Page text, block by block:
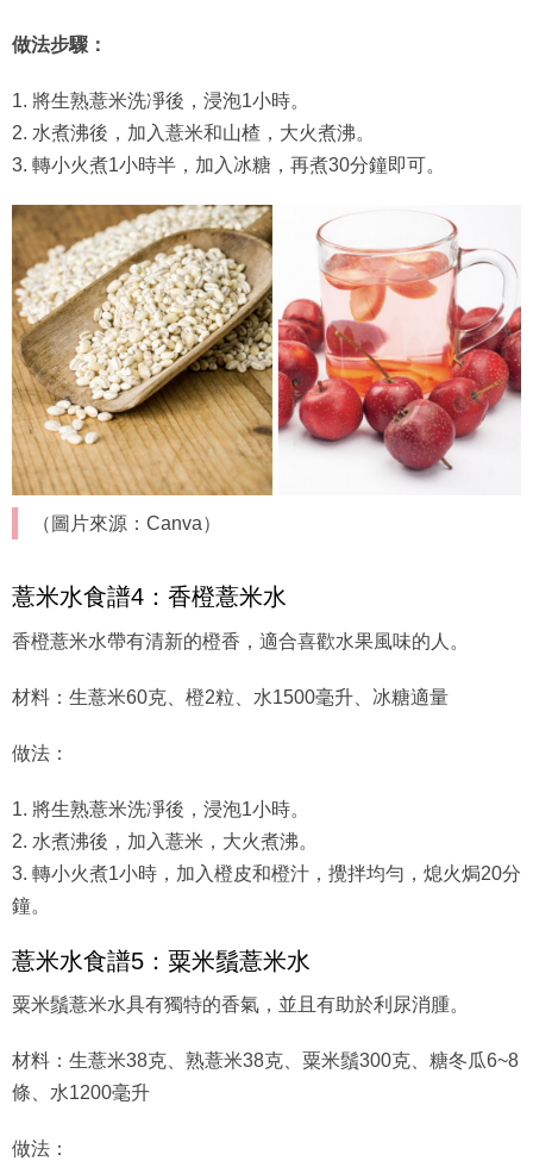
做法步驟：
1. 將生熟薏米洗凈後，浸泡1小時。
2. 水煮沸後，加入薏米和山楂，大火煮沸。
3. 轉小火煮1小時半，加入冰糖，再煮30分鐘即可。
（圖片來源：Canva）
薏米水食譜4：香橙薏米水
香橙薏米水帶有清新的橙香，適合喜歡水果風味的人。
材料：生薏米60克、橙2粒、水1500毫升、冰糖適量
做法：
1. 將生熟薏米洗凈後，浸泡1小時。
2. 水煮沸後，加入薏米，大火煮沸。
3. 轉小火煮1小時，加入橙皮和橙汁，攪拌均勻，熄火焗20分
鐘。
薏米水食譜5：粟米鬚薏米水
粟米鬚薏米水具有獨特的香氣，並且有助於利尿消腫。
材料：生薏米38克、熟薏米38克、粟米鬚300克、糖冬瓜6~8
條、水1200毫升
做法：